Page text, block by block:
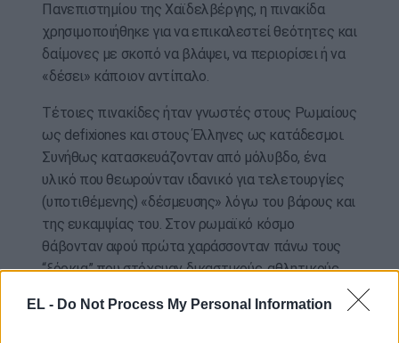
EL - Do Not Process My Personal Information
Πανεπιστημίου της Χαϊδελβέργης, η πινακίδα
χρησιμοποιήθηκε για να επικαλεστεί θεότητες και
δαίμονες με σκοπό να βλάψει, να περιορίσει ή να
«δέσει» κάποιον αντίπαλο.
Τέτοιες πινακίδες ήταν γνωστές στους Ρωμαίους
ως defixiones και στους Έλληνες ως κατάδεσμοι.
Συνήθως κατασκευάζονταν από μόλυβδο, ένα
υλικό που θεωρούνταν ιδανικό για τελετουργίες
(υποτιθέμενης) «δέσμευσης» λόγω του βάρους και
της ευκαμψίας του. Στον ρωμαϊκό κόσμο
θάβονταν αφού πρώτα χαράσσονταν πάνω τους
“ξόρκια” που στόχευαν δικαστικούς, αθλητικούς,